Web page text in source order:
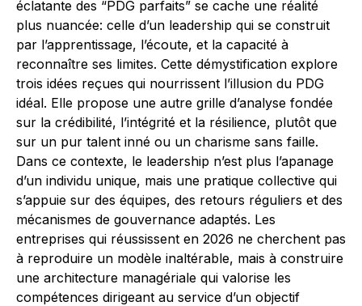
éclatante des “PDG parfaits” se cache une réalité
plus nuancée: celle d’un leadership qui se construit
par l’apprentissage, l’écoute, et la capacité à
reconnaître ses limites. Cette démystification explore
trois idées reçues qui nourrissent l’illusion du PDG
idéal. Elle propose une autre grille d’analyse fondée
sur la crédibilité, l’intégrité et la résilience, plutôt que
sur un pur talent inné ou un charisme sans faille.
Dans ce contexte, le leadership n’est plus l’apanage
d’un individu unique, mais une pratique collective qui
s’appuie sur des équipes, des retours réguliers et des
mécanismes de gouvernance adaptés. Les
entreprises qui réussissent en 2026 ne cherchent pas
à reproduire un modèle inaltérable, mais à construire
une architecture managériale qui valorise les
compétences dirigeant au service d’un objectif